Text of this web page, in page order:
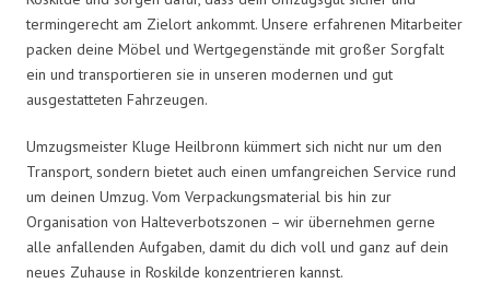
termingerecht am Zielort ankommt. Unsere erfahrenen Mitarbeiter
packen deine Möbel und Wertgegenstände mit großer Sorgfalt
ein und transportieren sie in unseren modernen und gut
ausgestatteten Fahrzeugen.
Umzugsmeister Kluge Heilbronn kümmert sich nicht nur um den
Transport, sondern bietet auch einen umfangreichen Service rund
um deinen Umzug. Vom Verpackungsmaterial bis hin zur
Organisation von Halteverbotszonen – wir übernehmen gerne
alle anfallenden Aufgaben, damit du dich voll und ganz auf dein
neues Zuhause in Roskilde konzentrieren kannst.